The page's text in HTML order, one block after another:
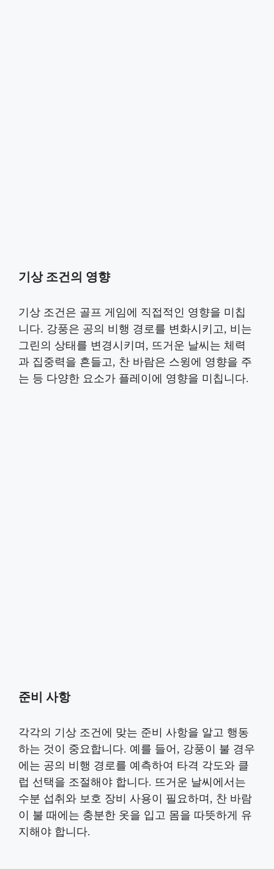
기상 조건의 영향
기상 조건은 골프 게임에 직접적인 영향을 미칩
니다. 강풍은 공의 비행 경로를 변화시키고, 비는
그린의 상태를 변경시키며, 뜨거운 날씨는 체력
과 집중력을 흔들고, 찬 바람은 스윙에 영향을 주
는 등 다양한 요소가 플레이에 영향을 미칩니다.
준비 사항
각각의 기상 조건에 맞는 준비 사항을 알고 행동
하는 것이 중요합니다. 예를 들어, 강풍이 불 경우
에는 공의 비행 경로를 예측하여 타격 각도와 클
럽 선택을 조절해야 합니다. 뜨거운 날씨에서는
수분 섭취와 보호 장비 사용이 필요하며, 찬 바람
이 불 때에는 충분한 옷을 입고 몸을 따뜻하게 유
지해야 합니다.